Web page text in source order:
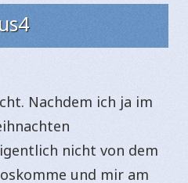
Nachdem ich ja im
nicht von dem
und mir am